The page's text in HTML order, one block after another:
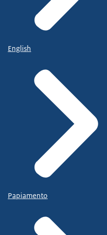
English
Papiamento